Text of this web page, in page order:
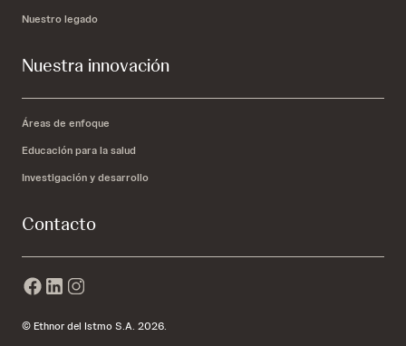
Nuestro legado
Nuestra innovación
Áreas de enfoque
Educación para la salud
Investigación y desarrollo
Contacto
© Ethnor del Istmo S.A. 2026.